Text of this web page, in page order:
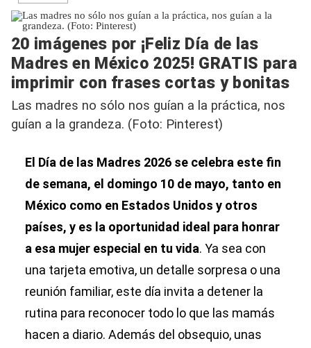
20 imágenes por ¡Feliz Día de las
Madres en México 2025! GRATIS para
imprimir con frases cortas y bonitas
Las madres no sólo nos guían a la práctica, nos
guían a la grandeza. (Foto: Pinterest)
El Día de las Madres 2026 se celebra este fin
de semana, el domingo 10 de mayo, tanto en
México como en Estados Unidos y otros
países, y es la oportunidad ideal para honrar
a esa mujer especial en tu vida. Ya sea con
una tarjeta emotiva, un detalle sorpresa o una
reunión familiar, este día invita a detener la
rutina para reconocer todo lo que las mamás
hacen a diario. Además del obsequio, unas